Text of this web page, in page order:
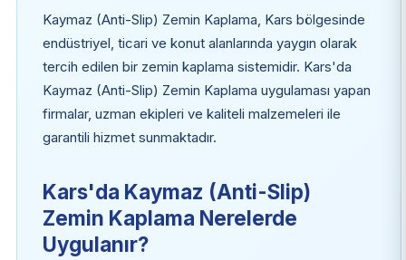
Kaymaz (Anti-Slip) Zemin Kaplama, Kars bölgesinde
endüstriyel, ticari ve konut alanlarında yaygın olarak
tercih edilen bir zemin kaplama sistemidir. Kars'da
Kaymaz (Anti-Slip) Zemin Kaplama uygulaması yapan
firmalar, uzman ekipleri ve kaliteli malzemeleri ile
garantili hizmet sunmaktadır.
Kars'da Kaymaz (Anti-Slip)
Zemin Kaplama Nerelerde
Uygulanır?